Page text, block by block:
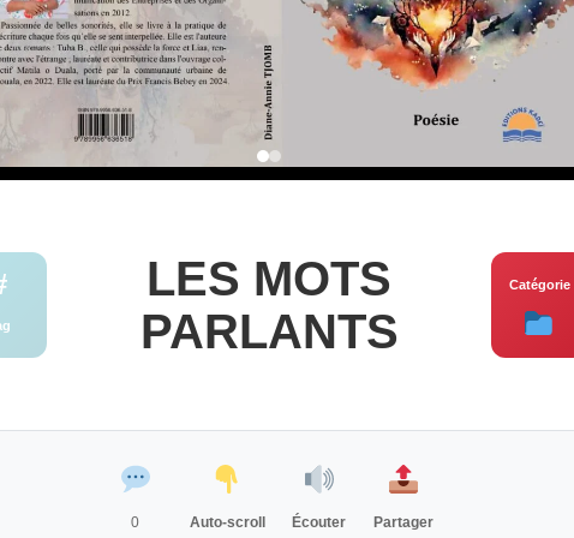
LES MOTS
PARLANTS
Catégorie
0 Auto-scroll Écouter Partager